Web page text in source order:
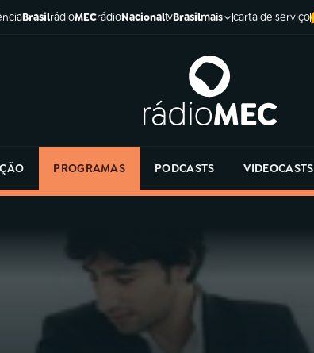
BrasilrádioMECrádioNacionaltvBrasilmais carta de serviço
PROGRAMAS PODCASTS VIDEOCASTS